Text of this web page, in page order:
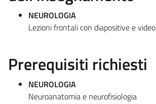
NEUROLOGIA
Lezioni frontali con diapositive e video
Prerequisiti richiesti
NEUROLOGIA
Neuroanatomia e neurofisiologia